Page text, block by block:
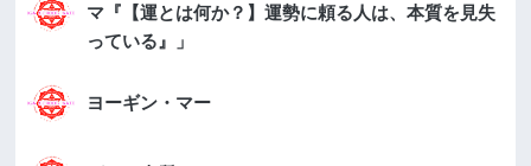
マ『【運とは何か？】運勢に頼る人は、本質を見失
っている』」
ヨーギン・マー